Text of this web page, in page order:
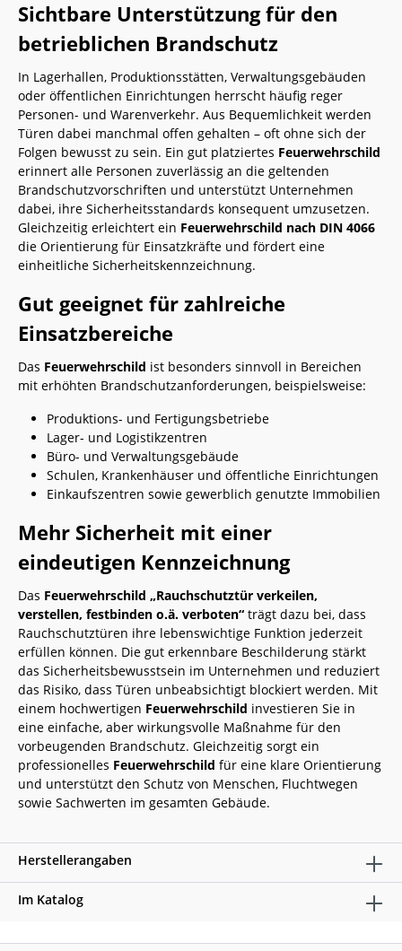
Sichtbare Unterstützung für den
betrieblichen Brandschutz
In Lagerhallen, Produktionsstätten, Verwaltungsgebäuden
oder öffentlichen Einrichtungen herrscht häufig reger
Personen- und Warenverkehr. Aus Bequemlichkeit werden
Türen dabei manchmal offen gehalten – oft ohne sich der
Folgen bewusst zu sein. Ein gut platziertes Feuerwehrschild
erinnert alle Personen zuverlässig an die geltenden
Brandschutzvorschriften und unterstützt Unternehmen
dabei, ihre Sicherheitsstandards konsequent umzusetzen.
Gleichzeitig erleichtert ein Feuerwehrschild nach DIN 4066
die Orientierung für Einsatzkräfte und fördert eine
einheitliche Sicherheitskennzeichnung.
Gut geeignet für zahlreiche
Einsatzbereiche
Das Feuerwehrschild ist besonders sinnvoll in Bereichen
mit erhöhten Brandschutzanforderungen, beispielsweise:
Produktions- und Fertigungsbetriebe
Lager- und Logistikzentren
Büro- und Verwaltungsgebäude
Schulen, Krankenhäuser und öffentliche Einrichtungen
Einkaufszentren sowie gewerblich genutzte Immobilien
Mehr Sicherheit mit einer
eindeutigen Kennzeichnung
Das Feuerwehrschild „Rauchschutztür verkeilen,
verstellen, festbinden o.ä. verboten“ trägt dazu bei, dass
Rauchschutztüren ihre lebenswichtige Funktion jederzeit
erfüllen können. Die gut erkennbare Beschilderung stärkt
das Sicherheitsbewusstsein im Unternehmen und reduziert
das Risiko, dass Türen unbeabsichtigt blockiert werden. Mit
einem hochwertigen Feuerwehrschild investieren Sie in
eine einfache, aber wirkungsvolle Maßnahme für den
vorbeugenden Brandschutz. Gleichzeitig sorgt ein
professionelles Feuerwehrschild für eine klare Orientierung
und unterstützt den Schutz von Menschen, Fluchtwegen
sowie Sachwerten im gesamten Gebäude.
Herstellerangaben
Im Katalog